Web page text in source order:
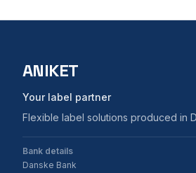
ANIKET
Your label partner
Flexible label solutions produced in
Bank details
Danske Bank